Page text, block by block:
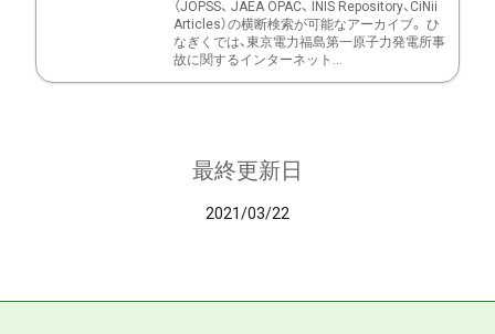
（JOPSS、 JAEA OPAC、 INIS Repository、CiNii
Articles）の横断検索が可能なアーカイブ。 ひ
なぎくでは、東京電力福島第一原子力発電所事
故に関するインターネット...
最終更新日
2021/03/22